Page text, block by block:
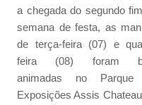
a chegada do segundo
semana de festa, as
de terça-feira (07) e
feira (08) foram
animadas no Parque
Exposições Assis